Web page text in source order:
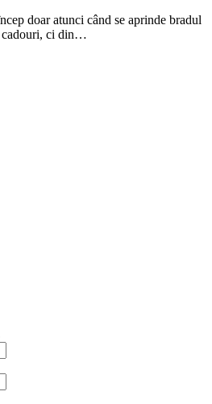
doar atunci când se aprinde bradul
cadouri, ci din…